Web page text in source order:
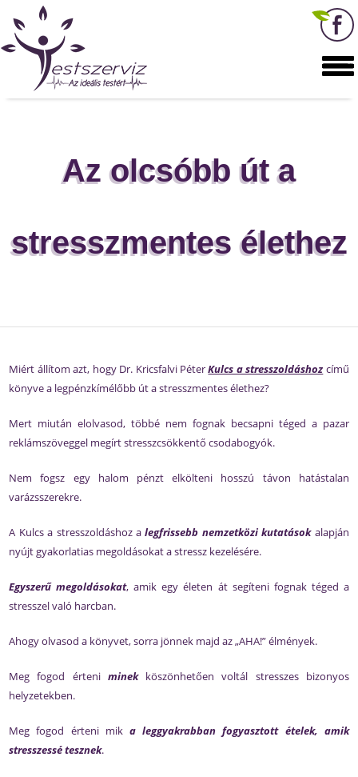
Az olcsóbb út a
stresszmentes élethez
Miért állítom azt, hogy Dr. Kricsfalvi PéterKulcs a stresszoldáshoz című
könyve a legpénzkímélőbb út a stresszmentes élethez?
Mert miután elolvasod, többé nem fognak becsapni téged a pazar
reklámszöveggel megírt stresszcsökkentő csodabogyók.
Nem fogsz egy halom pénzt elkölteni hosszú távon hatástalan
varázsszerekre.
A Kulcs a stresszoldáshoz alegfrissebb nemzetközi kutatások alapján
nyújt gyakorlatias megoldásokat a stressz kezelésére.
Egyszerű megoldásokat, amik egy életen át segíteni fognak téged a
stresszel való harcban.
Ahogy olvasod a könyvet, sorra jönnek majd az „AHA!” élmények.
Meg fogod érteni minekköszönhetően voltál stresszes bizonyos
helyzetekben.
Meg fogod érteni mika leggyakrabban fogyasztott ételek, amik
stresszessé tesznek.